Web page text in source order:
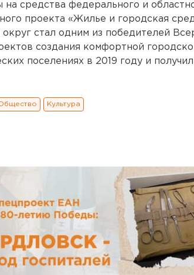
на средства федерального и
проекта «Жилье и городская
округ стал одним из победителей
создания комфортной
поселениях в 2019 году и
Культура